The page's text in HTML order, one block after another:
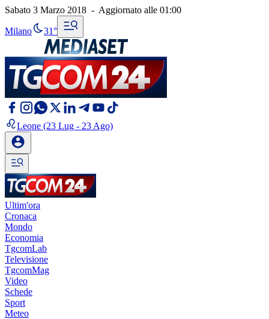
Sabato 3 Marzo 2018 - Aggiornato alle 01:00
Milano 31°
Leone (23 Lug - 23 Ago)
Ultim'ora
Cronaca
Mondo
Economia
TgcomLab
Televisione
TgcomMag
Video
Schede
Sport
Meteo